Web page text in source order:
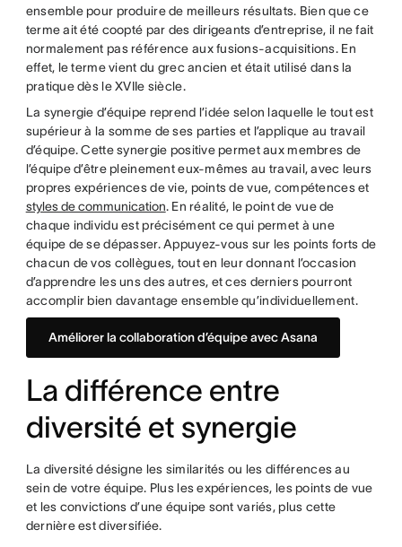
ensemble pour produire de meilleurs résultats. Bien que ce
terme ait été coopté par des dirigeants d’entreprise, il ne fait
normalement pas référence aux fusions-acquisitions. En
effet, le terme vient du grec ancien et était utilisé dans la
pratique dès le XVIIe siècle.
La synergie d’équipe reprend l’idée selon laquelle le tout est
supérieur à la somme de ses parties et l’applique au travail
d’équipe. Cette synergie positive permet aux membres de
l’équipe d’être pleinement eux-mêmes au travail, avec leurs
propres expériences de vie, points de vue, compétences et
styles de communication. En réalité, le point de vue de
chaque individu est précisément ce qui permet à une
équipe de se dépasser. Appuyez-vous sur les points forts de
chacun de vos collègues, tout en leur donnant l’occasion
d’apprendre les uns des autres, et ces derniers pourront
accomplir bien davantage ensemble qu’individuellement.
Améliorer la collaboration d’équipe avec Asana
La différence entre
diversité et synergie
La diversité désigne les similarités ou les différences au
sein de votre équipe. Plus les expériences, les points de vue
et les convictions d’une équipe sont variés, plus cette
dernière est diversifiée.